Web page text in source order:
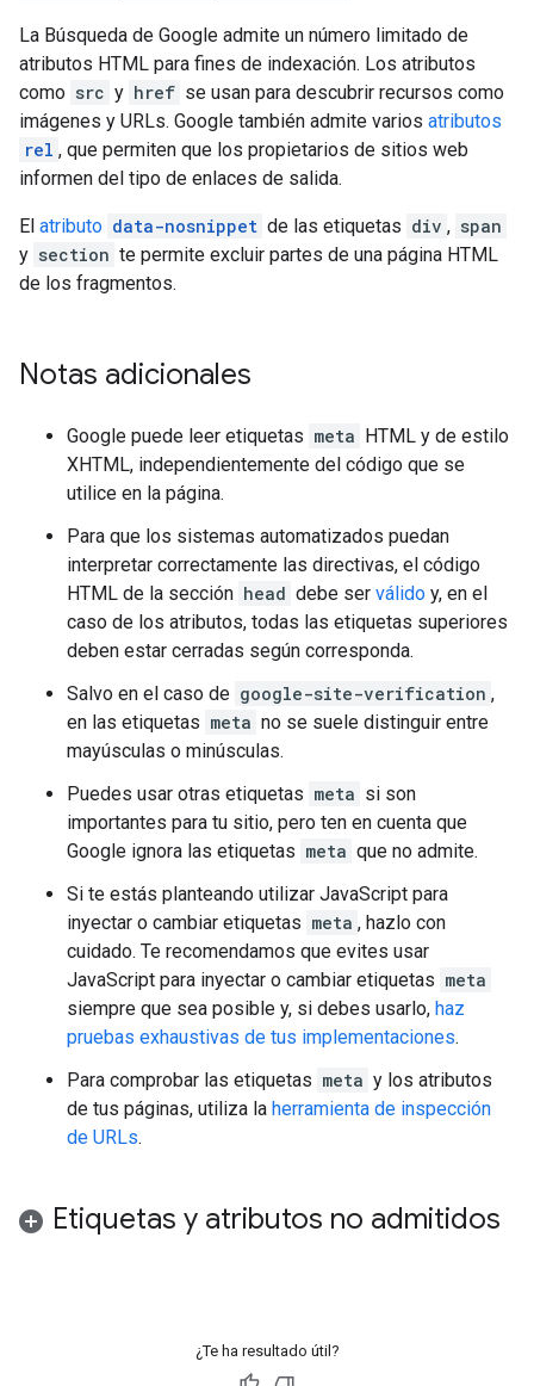
La Búsqueda de Google admite un número limitado de
atributos HTML para fines de indexación. Los atributos
como src y href se usan para descubrir recursos como
imágenes y URLs. Google también admite varios atributos
rel , que permiten que los propietarios de sitios web
informen del tipo de enlaces de salida.
El atributo data-nosnippet de las etiquetas div , span
y section te permite excluir partes de una página HTML
de los fragmentos.
Notas adicionales
Google puede leer etiquetas meta HTML y de estilo
XHTML, independientemente del código que se
utilice en la página.
Para que los sistemas automatizados puedan
interpretar correctamente las directivas, el código
HTML de la sección head debe ser válido y, en el
caso de los atributos, todas las etiquetas superiores
deben estar cerradas según corresponda.
Salvo en el caso de google-site-verification ,
en las etiquetas meta no se suele distinguir entre
mayúsculas o minúsculas.
Puedes usar otras etiquetas meta si son
importantes para tu sitio, pero ten en cuenta que
Google ignora las etiquetas meta que no admite.
Si te estás planteando utilizar JavaScript para
inyectar o cambiar etiquetas meta , hazlo con
cuidado. Te recomendamos que evites usar
JavaScript para inyectar o cambiar etiquetas meta
siempre que sea posible y, si debes usarlo, haz
pruebas exhaustivas de tus implementaciones.
Para comprobar las etiquetas meta y los atributos
de tus páginas, utiliza la herramienta de inspección
de URLs.
Etiquetas y atributos no admitidos
¿Te ha resultado útil?